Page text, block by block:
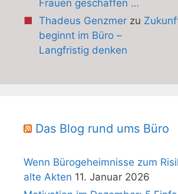
Frauen geschaffen …
Thadeus Genzmerzu
beginnt im Büro –
Langfristig denken
Das Blog rund ums Büro
Wenn Bürogeheimnisse zum
alte Akten 11. Januar 2026